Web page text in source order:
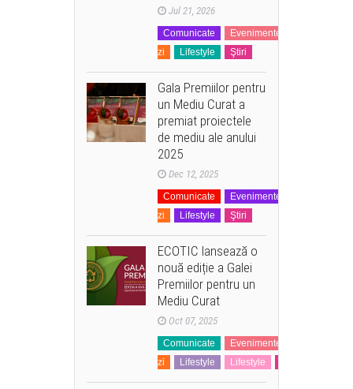
Jul 21, 2026
Comunicate Evenimente
zi
Lifestyle Ştiri
Gala Premiilor pentru
un Mediu Curat a
premiat proiectele
de mediu ale anului
2025
Dec 12, 2025
Comunicate Evenimente
zi
Lifestyle Ştiri
ECOTIC lansează o
nouă ediție a Galei
Premiilor pentru un
Mediu Curat
Oct 07, 2025
Comunicate Evenimente
zi
Lifestyle Lifestyle